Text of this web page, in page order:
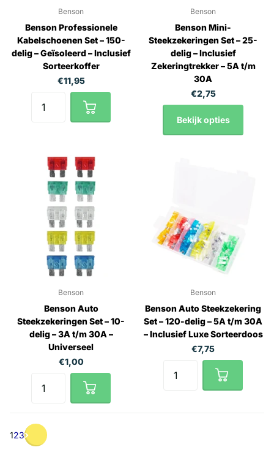
Benson
Benson Professionele
Kabelschoenen Set – 150-
delig – Geïsoleerd – Inclusief
Sorteerkoffer
€11,95
Benson
Benson Mini-
Steekzekeringen Set – 25-
delig – Inclusief
Zekeringtrekker – 5A t/m
30A
€2,75
Bekijk opties
Benson
Benson Auto
Steekzekeringen Set – 10-
delig – 3A t/m 30A –
Universeel
€1,00
Benson
Benson Auto Steekzekering
Set – 120-delig – 5A t/m 30A
– Inclusief Luxe Sorteerdoos
€7,75
123